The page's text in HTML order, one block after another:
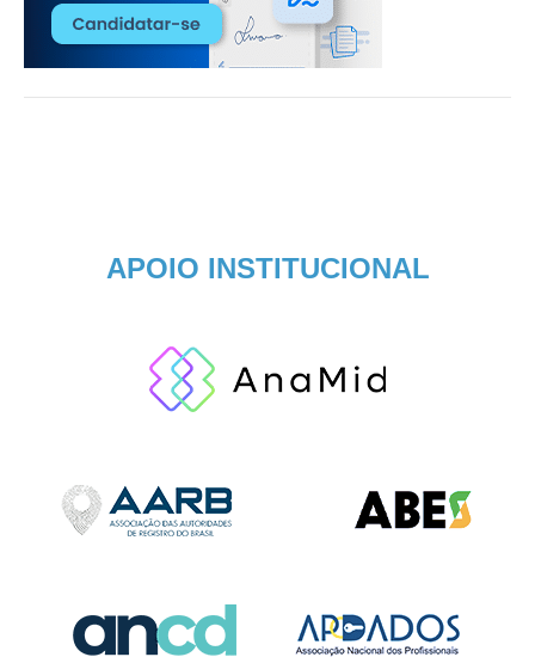
APOIO INSTITUCIONAL